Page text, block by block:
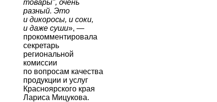
товары", очень
разный. Это
и дикоросы, и соки,
и даже суши», —
прокомментировала
секретарь
региональной
комиссии
по вопросам качества
продукции и услуг
Красноярского края
Лариса Мицукова.